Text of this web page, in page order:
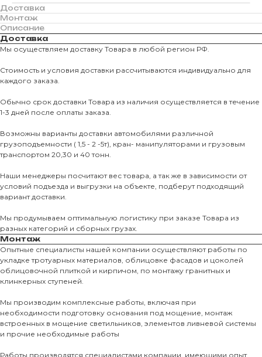
Доставка
Монтаж
Описание
Доставка
Мы осуществляем доставку Товара в любой регион РФ.
Стоимость и условия доставки рассчитываются индивидуально для
каждого заказа.
Обычно срок доставки Товара из наличия осуществляется в течение
1-3 дней после оплаты заказа.
Возможны варианты доставки автомобилями различной
грузоподъемности ( 1,5 - 2 -5т), кран- манипуляторами и грузовым
транспортом 20,30 и 40 тонн.
Наши менеджеры посчитают вес товара, а так же в зависимости от
условий подъезда и выгрузки на объекте, подберут подходящий
вариант доставки.
Мы продумываем оптимальную логистику при заказе Товара из
разных категорий и сборных грузах.
Монтаж
Опытные специалисты нашей компании осуществляют работы по
укладке тротуарных материалов, облицовке фасадов и цоколей
облицовочной плиткой и кирпичом, по монтажу гранитных и
клинкерных ступеней.
Мы производим комплексные работы, включая при
необходимости подготовку основания под мощение, монтаж
встроенных в мощение светильников, элементов ливневой системы
и прочие необходимые работы
Работы производятся специалистами компании, имеющими опыт
О КОМПАНИИ